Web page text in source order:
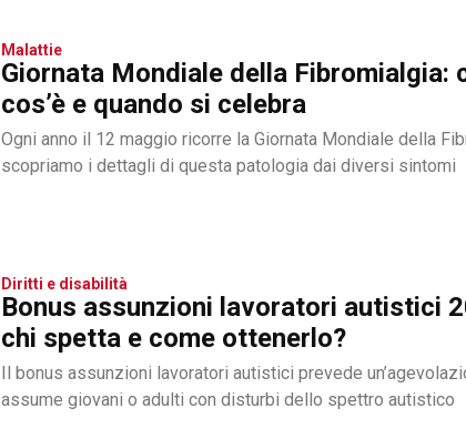
Malattie
Giornata Mondiale della Fibromialgia:
cos’è e quando si celebra
Ogni anno il 12 maggio ricorre la Giornata Mondiale della
scopriamo i dettagli di questa patologia dai diversi sintomi
Diritti e disabilità
Bonus assunzioni lavoratori autistici
chi spetta e come ottenerlo?
Il bonus assunzioni lavoratori autistici prevede
assume giovani o adulti con disturbi dello spettro autistico